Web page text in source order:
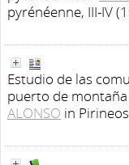
pyrénéenne, III-IV
Estudio de las
puerto de
ALONSO in